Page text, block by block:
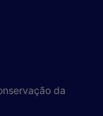
da